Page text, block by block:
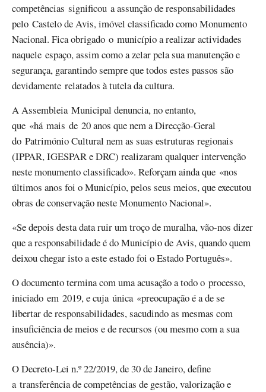
competências significou a assunção de responsabilidades
pelo Castelo de Avis, imóvel classificado como Monumento
Nacional. Fica obrigado o município a realizar actividades
naquele espaço, assim como a zelar pela sua manutenção e
segurança, garantindo sempre que todos estes passos são
devidamente relatados à tutela da cultura.
A Assembleia Municipal denuncia, no entanto,
que «há mais de 20 anos que nem a Direcção-Geral
do Património Cultural nem as suas estruturas regionais
(IPPAR, IGESPAR e DRC) realizaram qualquer intervenção
neste monumento classificado». Reforçam ainda que «nos
últimos anos foi o Município, pelos seus meios, que executou
obras de conservação neste Monumento Nacional».
«Se depois desta data ruir um troço de muralha, vão-nos dizer
que a responsabilidade é do Município de Avis, quando quem
deixou chegar isto a este estado foi o Estado Português».
O documento termina com uma acusação a todo o processo,
iniciado em 2019, e cuja única «preocupação é a de se
libertar de responsabilidades, sacudindo as mesmas com
insuficiência de meios e de recursos (ou mesmo com a sua
ausência)».
O Decreto-Lei n.º 22/2019, de 30 de Janeiro, define
a transferência de competências de gestão, valorização e